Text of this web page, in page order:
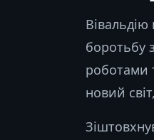
боротьбу
роботами
новий